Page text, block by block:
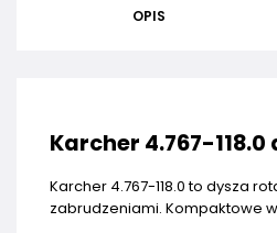
OPIS
Karcher 4.767-
Karcher 4.767-118.0 to dysza
zabrudzeniami. Kompaktowe